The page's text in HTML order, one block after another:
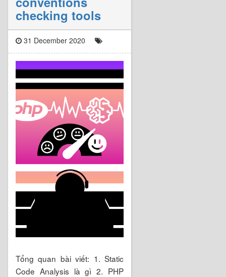
checking tools
31 December 2020
Tổng quan bài viết: 1. Static
Code Analysis là gì 2. PHP